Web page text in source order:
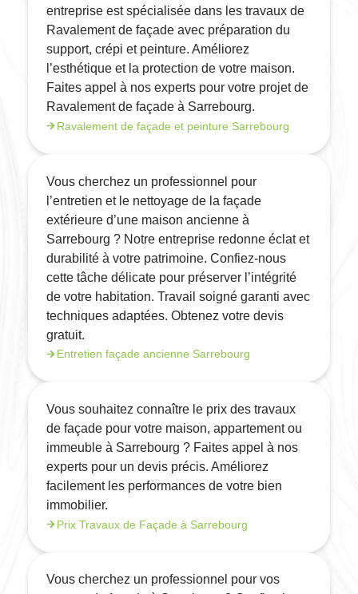
entreprise est spécialisée dans les travaux de
Ravalement de façade avec préparation du
support, crépi et peinture. Améliorez
l’esthétique et la protection de votre maison.
Faites appel à nos experts pour votre projet de
Ravalement de façade à Sarrebourg.
Ravalement de façade et peinture Sarrebourg
Vous cherchez un professionnel pour
l’entretien et le nettoyage de la façade
extérieure d’une maison ancienne à
Sarrebourg ? Notre entreprise redonne éclat et
durabilité à votre patrimoine. Confiez-nous
cette tâche délicate pour préserver l’intégrité
de votre habitation. Travail soigné garanti avec
techniques adaptées. Obtenez votre devis
gratuit.
Entretien façade ancienne Sarrebourg
Vous souhaitez connaître le prix des travaux
de façade pour votre maison, appartement ou
immeuble à Sarrebourg ? Faites appel à nos
experts pour un devis précis. Améliorez
facilement les performances de votre bien
immobilier.
Prix Travaux de Façade à Sarrebourg
Vous cherchez un professionnel pour vos